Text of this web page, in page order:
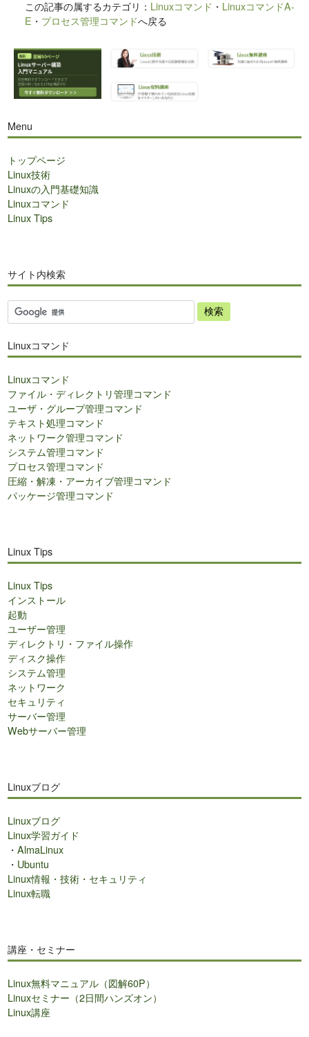
この記事の属するカテゴリ： Linuxコマンド ・ LinuxコマンドA-
E ・ プロセス管理コマンドへ戻る
Menu
トップページ
Linux技術
Linuxの入門基礎知識
Linuxコマンド
Linux Tips
サイト内検索
サ
イ
内
索
Linuxコマンド
Linuxコマンド
ファイル・ディレクトリ管理コマンド
ユーザ・グループ管理コマンド
テキスト処理コマンド
ネットワーク管理コマンド
システム管理コマンド
プロセス管理コマンド
圧縮・解凍・アーカイブ管理コマンド
パッケージ管理コマンド
Linux Tips
Linux Tips
インストール
起動
ユーザー管理
ディレクトリ・ファイル操作
ディスク操作
システム管理
ネットワーク
セキュリティ
サーバー管理
Webサーバー管理
Linuxブログ
Linuxブログ
Linux学習ガイド
・AlmaLinux
・ Ubuntu
Linux情報・技術・セキュリティ
Linux転職
講座・セミナー
Linux無料マニュアル（図解60P）
Linuxセミナー（2日間ハンズオン）
Linux講座